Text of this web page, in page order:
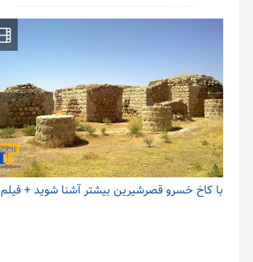
با کاخ خسرو قصرشیرین بیشتر آشنا شوید + فیلم